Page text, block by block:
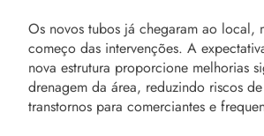
Os novos tubos já chegaram ao local,
começo das intervenções. A
nova estrutura proporcione melhorias
drenagem da área, reduzindo riscos
transtornos para comerciantes e